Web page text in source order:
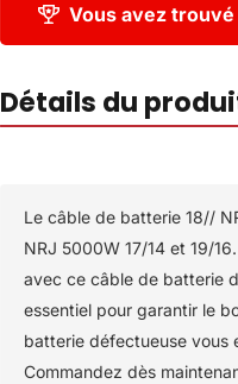
Vous avez
Détails du produit
Le câble de batterie 18//
NRJ 5000W 17/14 et 19/
avec ce câble de batterie
essentiel pour garantir le
batterie défectueuse vous
Commandez dès